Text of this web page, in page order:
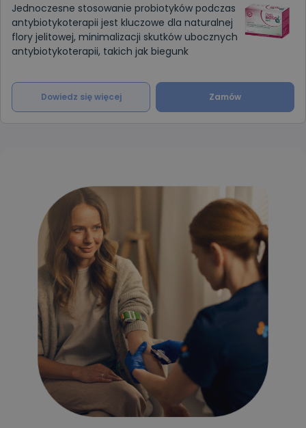
Jednoczesne stosowanie probiotyków podczas
antybiotykoterapii jest kluczowe dla naturalnej
flory jelitowej, minimalizacji skutków ubocznych
antybiotykoterapii, takich jak biegunk
Dowiedz się więcej Zamów